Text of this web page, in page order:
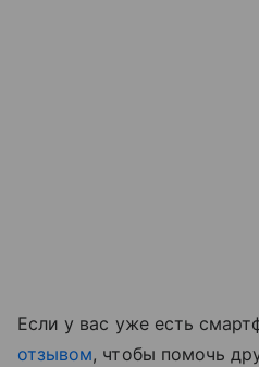
Если у вас уже есть
отзывом, чтобы помочь